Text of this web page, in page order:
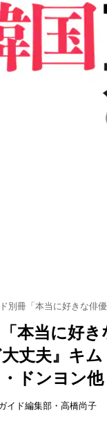
別冊「本当に好きな俳
本当に好
丈夫』キ
ドンヨン他
イド編集部・高橋尚子